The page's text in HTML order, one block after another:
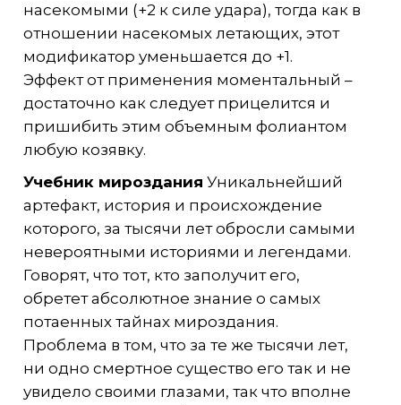
насекомыми (+2 к силе удара), тогда как в
отношении насекомых летающих, этот
модификатор уменьшается до +1.
Эффект от применения моментальный –
достаточно как следует прицелится и
пришибить этим объемным фолиантом
любую козявку.
Учебник мироздания Уникальнейший
артефакт, история и происхождение
которого, за тысячи лет обросли самыми
невероятными историями и легендами.
Говорят, что тот, кто заполучит его,
обретет абсолютное знание о самых
потаенных тайнах мироздания.
Проблема в том, что за те же тысячи лет,
ни одно смертное существо его так и не
увидело своими глазами, так что вполне